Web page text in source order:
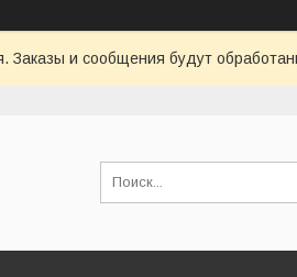
Заказы и сообщения будут